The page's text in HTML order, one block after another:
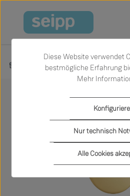
Zum Hauptinhalt springen
Produkte Accessoires Dekoration
Diese Website verwendet
bestmögliche Erfahrung
Mehr
Nur technisch
Alle Cookies